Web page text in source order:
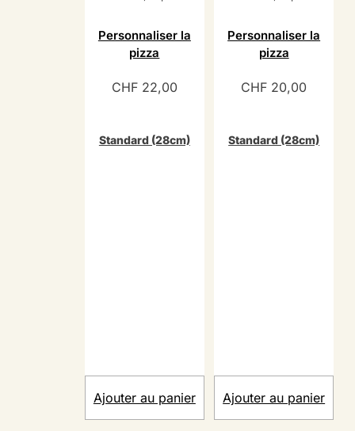
Personnaliser la
pizza
CHF22,00
Standard (28cm)
Ajouter au panier
Personnaliser la
pizza
CHF 20,00
Standard (28cm)
Ajouter au panier